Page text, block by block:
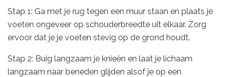
Stap 1: Ga met je rug tegen een muur staan en plaats je
voeten ongeveer op schouderbreedte uit elkaar. Zorg
ervoor dat je je voeten stevig op de grond houdt.
Stap 2: Buig langzaam je knieën en laat je lichaam
langzaam naar beneden glijden alsof je op een